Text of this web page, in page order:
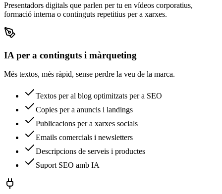
Presentadors digitals que parlen per tu en vídeos corporatius,
formació interna o continguts repetitius per a xarxes.
IA per a continguts i màrqueting
Més textos, més ràpid, sense perdre la veu de la marca.
Textos per al blog optimitzats per a SEO
Copies per a anuncis i landings
Publicacions per a xarxes socials
Emails comercials i newsletters
Descripcions de serveis i productes
Suport SEO amb IA